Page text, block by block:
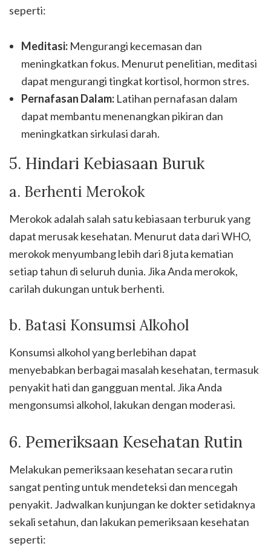
seperti:
Meditasi: Mengurangi kecemasan dan
meningkatkan fokus. Menurut penelitian, meditasi
dapat mengurangi tingkat kortisol, hormon stres.
Pernafasan Dalam: Latihan pernafasan dalam
dapat membantu menenangkan pikiran dan
meningkatkan sirkulasi darah.
5. Hindari Kebiasaan Buruk
a. Berhenti Merokok
Merokok adalah salah satu kebiasaan terburuk yang
dapat merusak kesehatan. Menurut data dari WHO,
merokok menyumbang lebih dari 8 juta kematian
setiap tahun di seluruh dunia. Jika Anda merokok,
carilah dukungan untuk berhenti.
b. Batasi Konsumsi Alkohol
Konsumsi alkohol yang berlebihan dapat
menyebabkan berbagai masalah kesehatan, termasuk
penyakit hati dan gangguan mental. Jika Anda
mengonsumsi alkohol, lakukan dengan moderasi.
6. Pemeriksaan Kesehatan Rutin
Melakukan pemeriksaan kesehatan secara rutin
sangat penting untuk mendeteksi dan mencegah
penyakit. Jadwalkan kunjungan ke dokter setidaknya
sekali setahun, dan lakukan pemeriksaan kesehatan
seperti: